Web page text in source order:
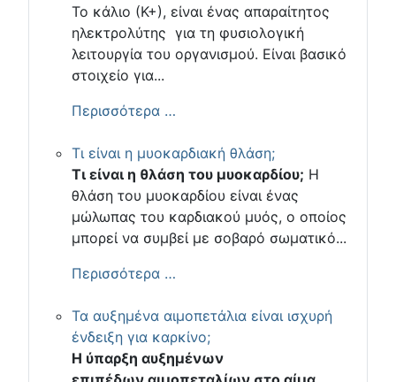
Το κάλιο (Κ+), είναι ένας απαραίτητος
ηλεκτρολύτης για τη φυσιολογική
λειτουργία του οργανισμού. Είναι βασικό
στοιχείο για...
Περισσότερα …
Τι είναι η μυοκαρδιακή θλάση;
Τι είναι η θλάση του μυοκαρδίου; Η
θλάση του μυοκαρδίου είναι ένας
μώλωπας του καρδιακού μυός, ο οποίος
μπορεί να συμβεί με σοβαρό σωματικό...
Περισσότερα …
Τα αυξημένα αιμοπετάλια είναι ισχυρή
ένδειξη για καρκίνο;
Η ύπαρξη αυξημένων